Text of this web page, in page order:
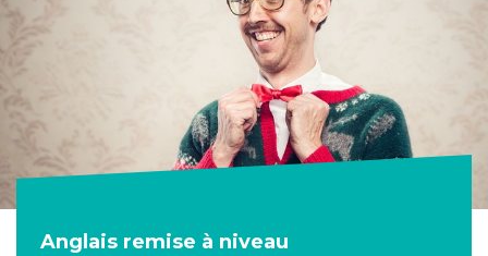
Anglais remise à niveau